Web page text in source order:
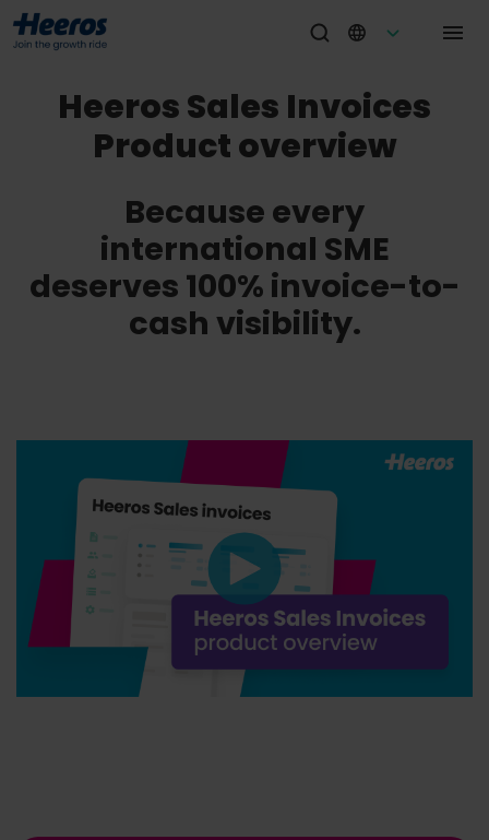
Heeros Sales Invoices
Product overview
Because every
international SME
deserves 100% invoice-to-
cash visibility.